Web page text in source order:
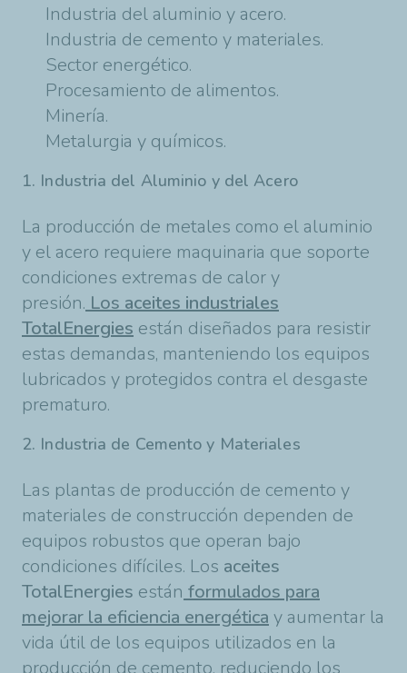
Industria del aluminio y acero.
Industria de cemento y materiales.
Sector energético.
Procesamiento de alimentos.
Minería.
Metalurgia y químicos.
1. Industria del Aluminio y del Acero
La producción de metales como el aluminio
y el acero requiere maquinaria que soporte
condiciones extremas de calor y
presión. Los aceites industriales
TotalEnergies están diseñados para resistir
estas demandas, manteniendo los equipos
lubricados y protegidos contra el desgaste
prematuro.
2. Industria de Cemento y Materiales
Las plantas de producción de cemento y
materiales de construcción dependen de
equipos robustos que operan bajo
condiciones difíciles. Los aceites
TotalEnergies están formulados para
mejorar la eficiencia energética y aumentar la
vida útil de los equipos utilizados en la
producción de cemento, reduciendo los